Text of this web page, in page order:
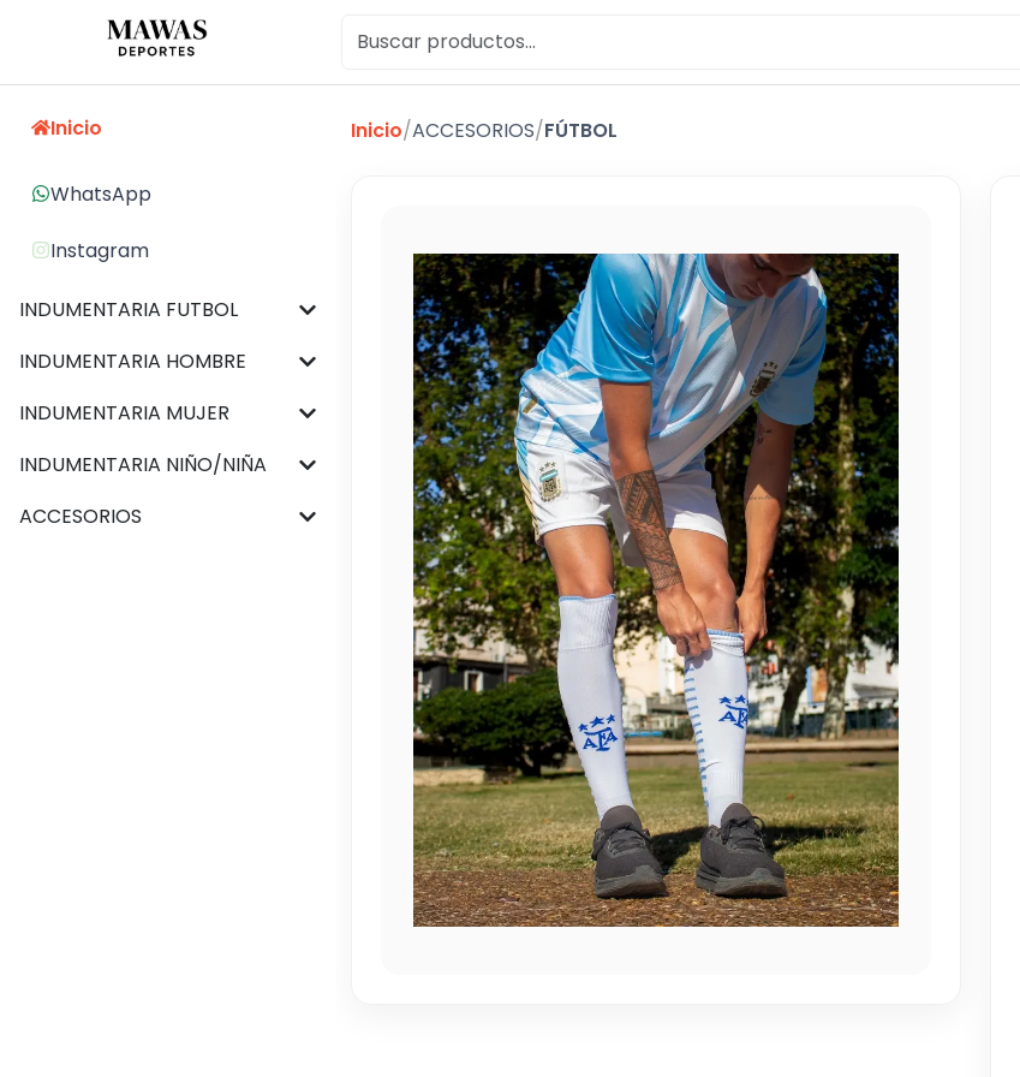
Inicio
WhatsApp
Instagram
INDUMENTARIA FUTBOL
INDUMENTARIA HOMBRE
INDUMENTARIA MUJER
INDUMENTARIA NIÑO/NIÑA
ACCESORIOS
Inicio/ACCESORIOS/FÚTBOL